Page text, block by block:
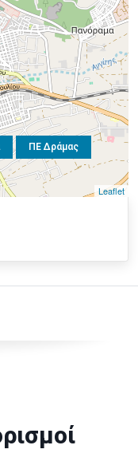
ΠΕ Δράμας
Leaflet